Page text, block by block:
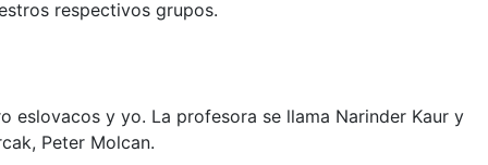
respectivos grupos.
eslovacos y yo. La profesora se llama Narinder Kaur y
Peter Molcan.